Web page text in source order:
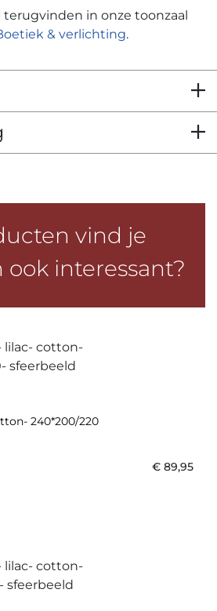
in onze toonzaal
& verlichting.
vind je
ook interessant?
240*200/220
€ 89,95